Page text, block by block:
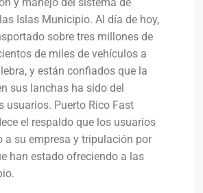
Islas Municipio. Al día de hoy,
sobre tres millones de
de miles de vehículos a
y están confiados que la
sus lanchas ha sido del
usuarios. Puerto Rico Fast
el respaldo que los usuarios
a su empresa y tripulación por
han estado ofreciendo a las